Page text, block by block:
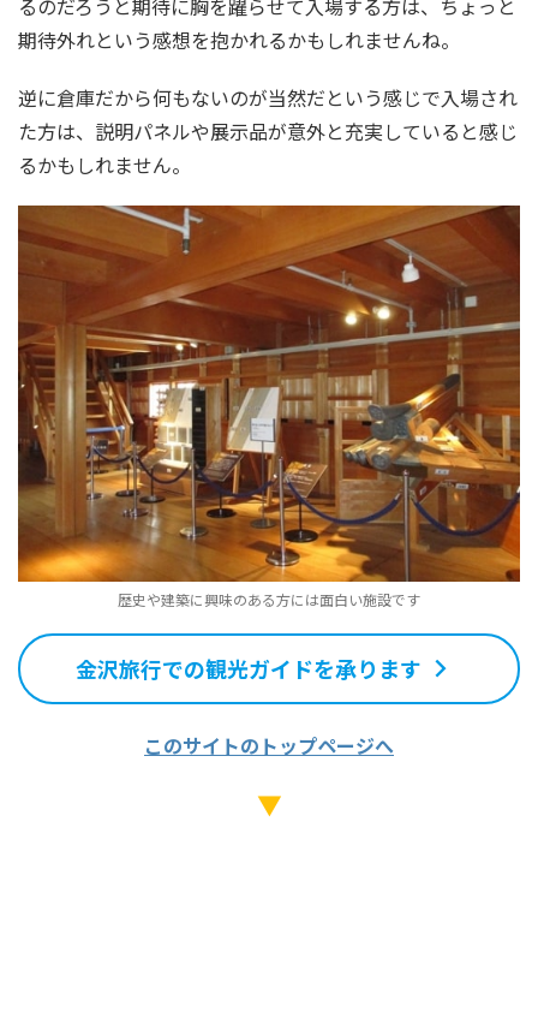
期待外れという感想を抱かれるかもしれませんね。
逆に倉庫だから何もないのが当然だという感じで入場され
た方は、説明パネルや展示品が意外と充実していると感じ
るかもしれません。
歴史や建築に興味のある方には面白い施設です
金沢旅行での観光ガイドを承ります
このサイトのトップページへ
▼